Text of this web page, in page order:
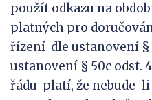
použít odkazu na
platných pro
řízení dle ustanovení §
ustanovení § 50c odst.
řádu platí, že nebude-